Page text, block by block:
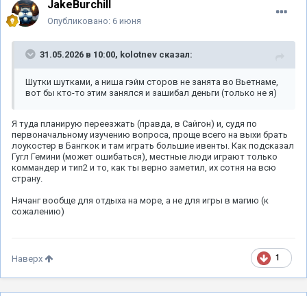
JakeBurchill
Опубликовано: 6 июня
31.05.2026 в 10:00, kolotnev сказал:
Шутки шутками, а ниша гэйм сторов не занята во Вьетнаме,
вот бы кто-то этим занялся и зашибал деньги (только не я)
Я туда планирую переезжать (правда, в Сайгон) и, судя по
первоначальному изучению вопроса, проще всего на выхи брать
лоукостер в Бангкок и там играть большие ивенты. Как подсказал
Гугл Гемини (может ошибаться), местные люди играют только
коммандер и тип2 и то, как ты верно заметил, их сотня на всю
страну.
Нячанг вообще для отдыха на море, а не для игры в магию (к
сожалению)
1
Наверх